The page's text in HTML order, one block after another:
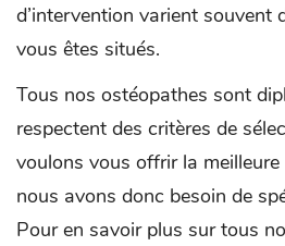
d’intervention varient souvent
vous êtes situés.
Tous nos ostéopathes sont
respectent des critères de
voulons vous offrir la
nous avons donc besoin de
Pour en savoir plus sur tous